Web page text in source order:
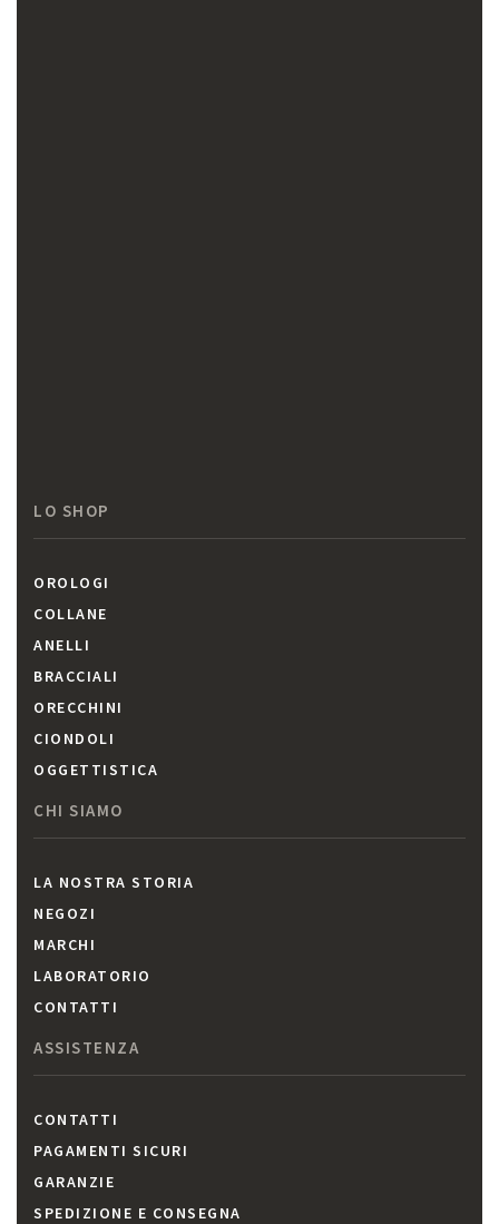
LO SHOP
OROLOGI
COLLANE
ANELLI
BRACCIALI
ORECCHINI
CIONDOLI
OGGETTISTICA
CHI SIAMO
LA NOSTRA STORIA
NEGOZI
MARCHI
LABORATORIO
CONTATTI
ASSISTENZA
CONTATTI
PAGAMENTI SICURI
GARANZIE
SPEDIZIONE E CONSEGNA